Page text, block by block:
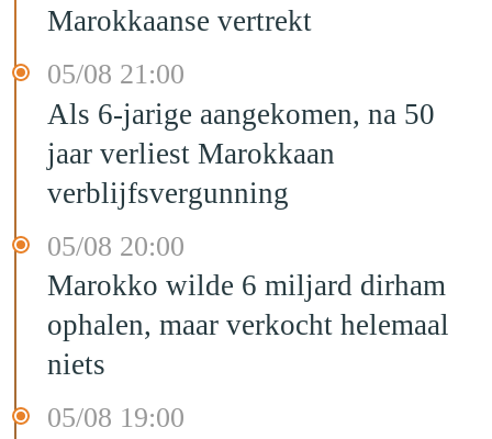
Marokkaanse vertrekt
05/08 21:00
Als 6-jarige aangekomen, na 50
jaar verliest Marokkaan
verblijfsvergunning
05/08 20:00
Marokko wilde 6 miljard dirham
ophalen, maar verkocht helemaal
niets
05/08 19:00